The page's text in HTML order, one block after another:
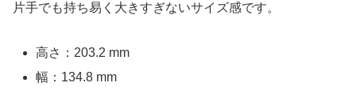
片手でも持ち易く大きすぎないサイズ感です。
高さ：203.2 mm
幅：134.8 mm